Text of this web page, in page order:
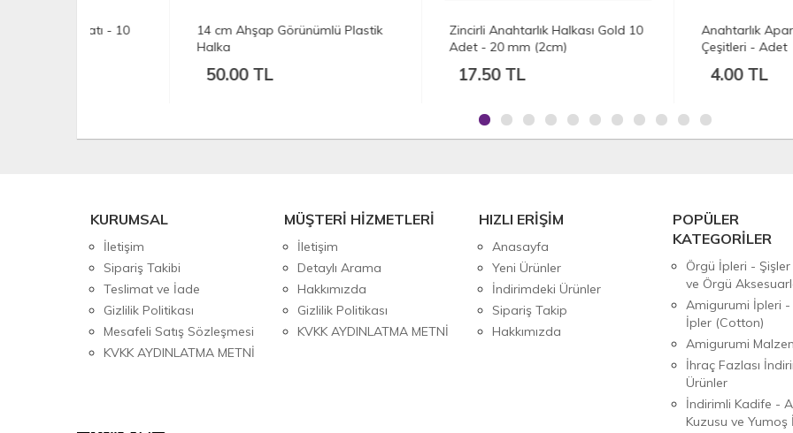
14 cm Ahşap Görünümlü Plastik
Zincirli Anahtarlık Halkası Gold 10
Adet - 20 mm (2cm)
Anahtarlık Aparatı (Papağan)
Çeşitleri - Adet
KURUMSAL
İletişim
Sipariş Takibi
Teslimat ve İade
Gizlilik Politikası
Mesafeli Satış Sözleşmesi
KVKK AYDINLATMA METNİ
MÜŞTERİ HİZMETLERİ
İletişim
Detaylı Arama
Hakkımızda
Gizlilik Politikası
KVKK AYDINLATMA METNİ
HIZLI ERİŞİM
Anasayfa
Yeni Ürünler
İndirimdeki Ürünler
Sipariş Takip
Hakkımızda
POPÜLER
KATEGORİLER
Örgü İpleri - Şişler
ve Örgü
Amigurumi İpleri -
İpler (Cotton)
Amigurumi
İhraç Fazlası
Ürünler
İndirimli Kadife -
Kuzusu ve Yumoş